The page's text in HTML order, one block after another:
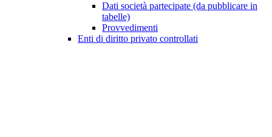
Dati società partecipate (da pubblicare in
tabelle)
Provvedimenti
Enti di diritto privato controllati